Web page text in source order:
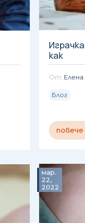
как
Блог
мар.
22,
2022